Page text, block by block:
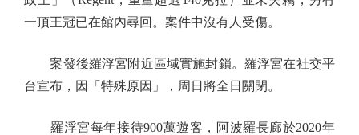
一頂王冠已在館內尋回。案件中沒有人受傷。
案發後羅浮宮附近區域實施封鎖。羅浮宮在社交平
台宣布，因「特殊原因」，周日將全日關閉。
羅浮宮每年接待900萬遊客，阿波羅長廊於2020年